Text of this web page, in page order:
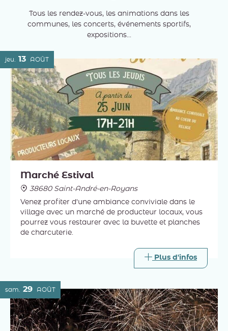
Tous les rendez-vous, les animations dans les
communes, les concerts, événements sportifs,
expositions...
jeu. 13 AOÛT
Marché Estival
38680 Saint-André-en-Royans
Venez profiter d'une ambiance conviviale dans le
village avec un marché de producteur locaux, vous
pourrez vous restaurer avec la buvette et planches
de charcuterie.
Plus d'infos
sam. 29 AOÛT